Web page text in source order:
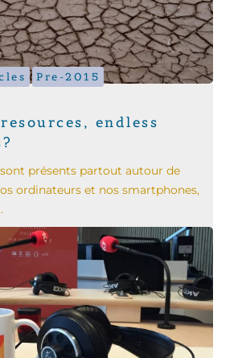
Pre-2015
endless
présents partout autour de
ordinateurs et nos smartphones,